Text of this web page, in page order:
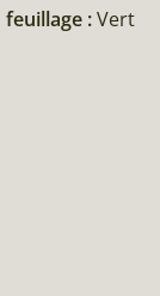
feuillage :Vert